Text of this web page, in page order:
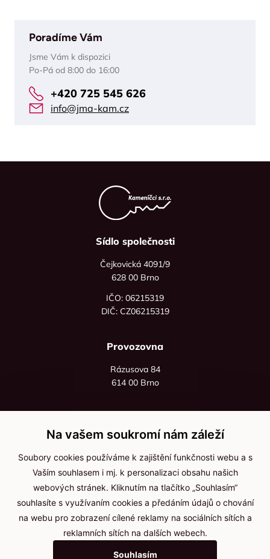
Poradíme Vám
Jsme Vám k dispozici
Po-Pá od 8:00 do 16:00
+420 725 545 626
info@jma-kam.cz
Sídlo společnosti
Čejkovická 4091/9
628 00 Brno
IČO: 06215319
DIČ: CZ06215319
Provozovna
Rázusova 84
614 00 Brno
+420 736 535 066
Po - pá: 8:00 - 16:00
info@jma-kam.cz
Důležité informace
Ochrana osobních údajů
Cookies
Na vašem soukromí nám záleží
Soubory cookies používáme k zajištění funkčnosti webu a s
Vaším souhlasem i mj. k personalizaci obsahu našich
webových stránek. Kliknutím na tlačítko „Souhlasím“
souhlasíte s využívaním cookies a předáním údajů o chování
na webu pro zobrazení cílené reklamy na sociálních sítích a
reklamních sítích na dalších webech.
Souhlasím